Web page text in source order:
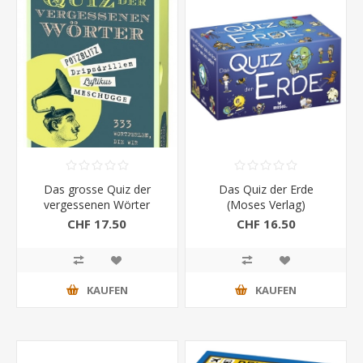
Das grosse Quiz der
vergessenen Wörter
(Moses)
CHF 17.50
KAUFEN
Das Quiz der Erde
(Moses Verlag)
CHF 16.50
KAUFEN